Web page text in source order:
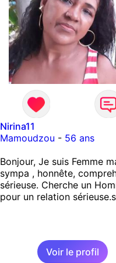
Nirina11
Mamoudzou - 56 ans
Bonjour, Je suis Femme
sympa , honnête,
sérieuse. Cherche un
pour un relation
Voir le profil